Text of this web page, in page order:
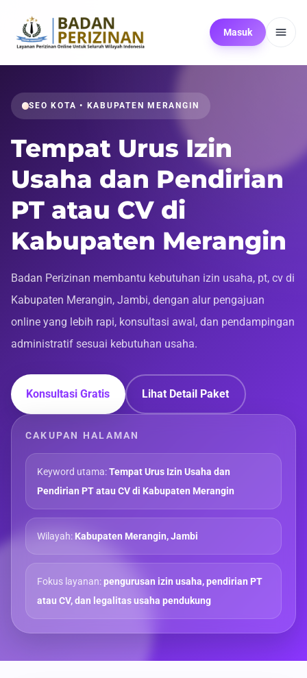
Masuk
SEO KOTA • KABUPATEN MERANGIN
Tempat Urus Izin
Usaha dan Pendirian
PT atau CV di
Kabupaten Merangin
Badan Perizinan membantu kebutuhan izin usaha, pt, cv di
Kabupaten Merangin, Jambi, dengan alur pengajuan
online yang lebih rapi, konsultasi awal, dan pendampingan
administratif sesuai kebutuhan usaha.
Konsultasi Gratis Lihat Detail Paket
CAKUPAN HALAMAN
Keyword utama:Tempat Urus Izin Usaha dan
Pendirian PT atau CV di Kabupaten Merangin
Wilayah:Kabupaten Merangin, Jambi
Fokus layanan:pengurusan izin usaha, pendirian PT
atau CV, dan legalitas usaha pendukung